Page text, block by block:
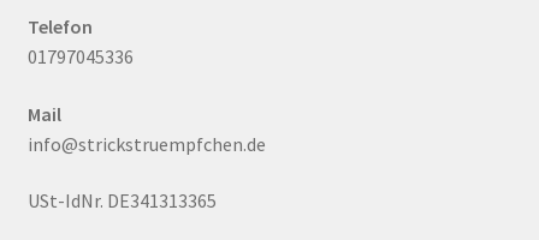
Telefon
01797045336
Mail
info@strickstruempfchen.de
USt-IdNr. DE341313365